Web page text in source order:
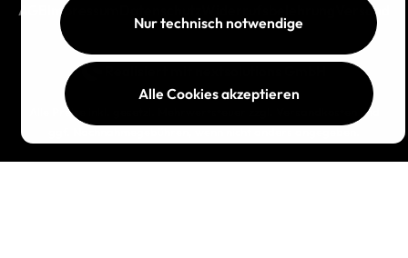
AGB Impressum Versand
Alle Preise inkl. gesetzl. Mehrwertsteuer zzgl.
und
Nur technisch notwendige
Alle Cookies akzeptieren